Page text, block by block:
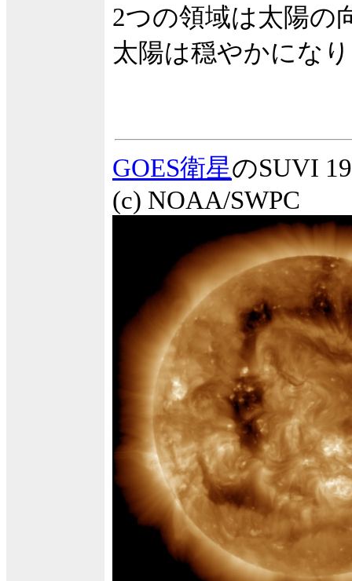
2つの領域は太陽の
太陽は穏やかにな
GOES衛星のSUVI
(c) NOAA/SWPC